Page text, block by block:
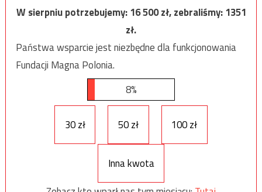
W sierpniu potrzebujemy:16 500zł, zebraliśmy:1351
zł.
Państwa wsparcie jest niezbędne dla funkcjonowania
Fundacji Magna Polonia.
8%
30 zł 50 zł 100 zł
Inna kwota